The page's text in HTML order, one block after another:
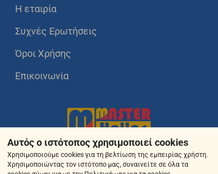
Η εταιρία
Συχνές Ερωτήσεις
Όροι Χρήσης
Επικοινωνία
Αυτός ο ιστότοπος χρησιμοποιεί cookies
Χρησιμοποιούμε cookies για τη βελτίωση της εμπειρίας χρήστη.
Χρησιμοποιώντας τον ιστότοπο μας, συναινείτε σε όλα τα